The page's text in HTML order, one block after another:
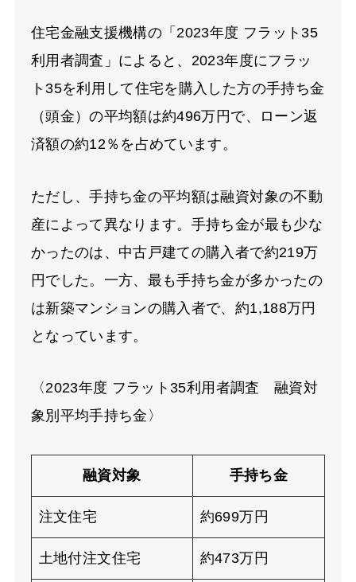
住宅金融支援機構の「2023年度 フラット35
利用者調査」によると、2023年度にフラッ
ト35を利用して住宅を購入した方の手持ち金
（頭金）の平均額は約496万円で、ローン返
済額の約12％を占めています。
ただし、手持ち金の平均額は融資対象の不動
産によって異なります。手持ち金が最も少な
かったのは、中古戸建ての購入者で約219万
円でした。一方、最も手持ち金が多かったの
は新築マンションの購入者で、約1,188万円
となっています。
〈2023年度 フラット35利用者調査 融資対
象別平均手持ち金〉
融資対象 手持ち金
注文住宅 約699万円
土地付注文住宅 約473万円